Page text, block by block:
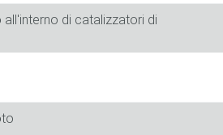
di catalizzatori di